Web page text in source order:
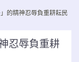
的精神忍辱負重耕耘民
忍辱負重耕